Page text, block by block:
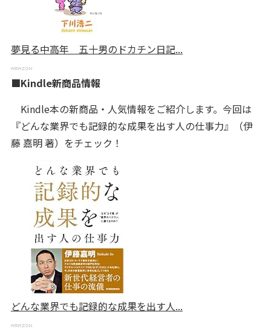
夢見る中高年 五十男のドカチン日記...
■Kindle新商品情報
Kindle本の新商品・人気情報をご紹介します。今回は
『どんな業界でも記録的な成果を出す人の仕事力』（伊
藤 嘉明 著）をチェック！
どんな業界でも記録的な成果を出す人...